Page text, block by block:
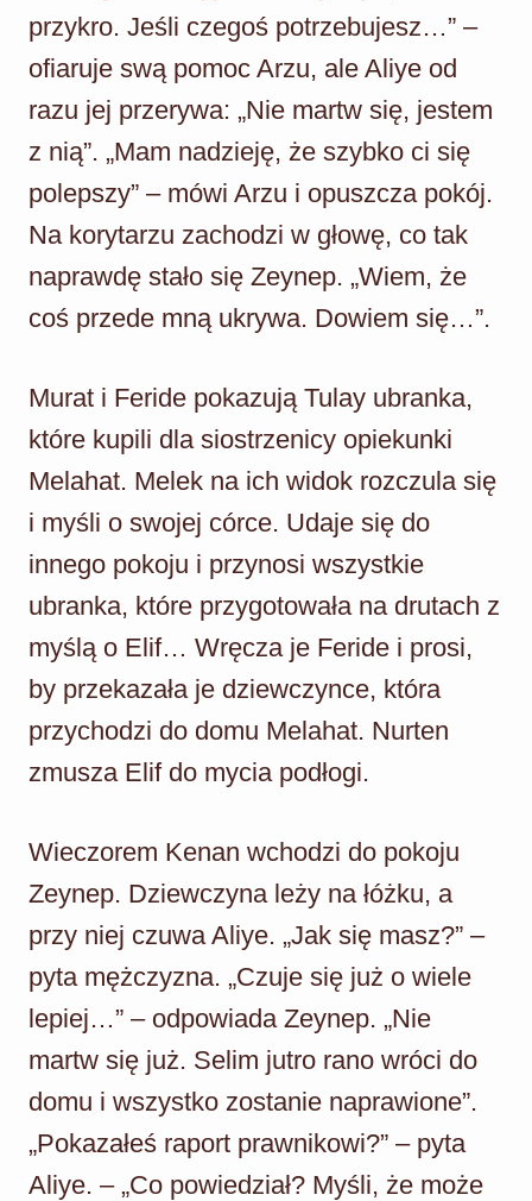
przykro. Jeśli czegoś potrzebujesz…” –
ofiaruje swą pomoc Arzu, ale Aliye od
razu jej przerywa: „Nie martw się, jestem
z nią”. „Mam nadzieję, że szybko ci się
polepszy” – mówi Arzu i opuszcza pokój.
Na korytarzu zachodzi w głowę, co tak
naprawdę stało się Zeynep. „Wiem, że
coś przede mną ukrywa. Dowiem się…”.
Murat i Feride pokazują Tulay ubranka,
które kupili dla siostrzenicy opiekunki
Melahat. Melek na ich widok rozczula się
i myśli o swojej córce. Udaje się do
innego pokoju i przynosi wszystkie
ubranka, które przygotowała na drutach z
myślą o Elif… Wręcza je Feride i prosi,
by przekazała je dziewczynce, która
przychodzi do domu Melahat. Nurten
zmusza Elif do mycia podłogi.
Wieczorem Kenan wchodzi do pokoju
Zeynep. Dziewczyna leży na łóżku, a
przy niej czuwa Aliye. „Jak się masz?” –
pyta mężczyzna. „Czuje się już o wiele
lepiej…” – odpowiada Zeynep. „Nie
martw się już. Selim jutro rano wróci do
domu i wszystko zostanie naprawione”.
„Pokazałeś raport prawnikowi?” – pyta
Aliye. – „Co powiedział? Myśli, że może